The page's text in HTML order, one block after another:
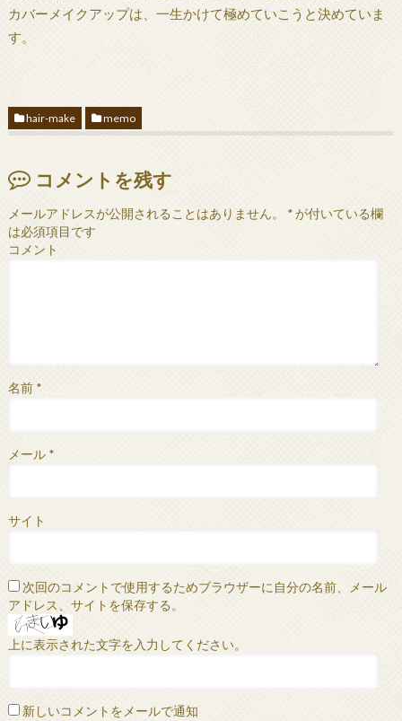
カバーメイクアップは、一生かけて極めていこうと決めていま
す。
hair-make memo
コメントを残す
メールアドレスが公開されることはありません。 *が付いている欄
は必須項目です
コメント
名前 *
メール *
サイト
次回のコメントで使用するためブラウザーに自分の名前、メール
アドレス、サイトを保存する。
上に表示された文字を入力してください。
新しいコメントをメールで通知